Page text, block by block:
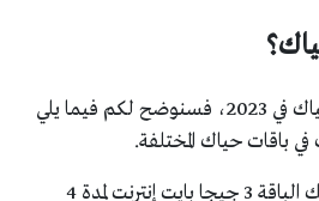
أما عن كيف اشتراك ريال حياك في 2023، فسنوضح لكم فيما يلي
باقات حياك المختلفة.
حياك 3 ريال: تعطي لك الباقة 3 جيجا بايت إنترنت لمدة 4